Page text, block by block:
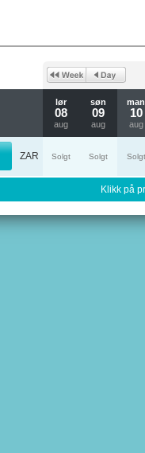
lør
08
aug
søn
09
aug
man
10
aug
ZAR Solgt Solgt Solgt
Klikk på